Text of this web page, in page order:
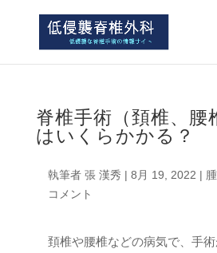
脊椎手術（頚椎、腰
はいくらかかる？
執筆者 張 漢秀 | 8月 19, 2022 |
コメント
頚椎や腰椎などの病気で、手